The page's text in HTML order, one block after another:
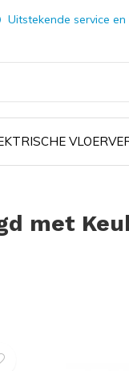
Uitstekende service en
met